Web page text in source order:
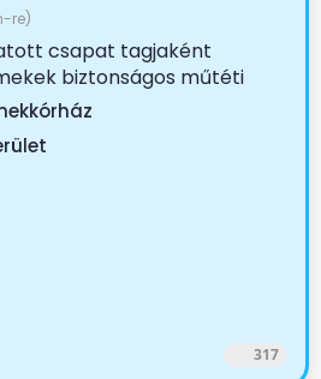
re)
csapat tagjaként
biztonságos műtéti
317